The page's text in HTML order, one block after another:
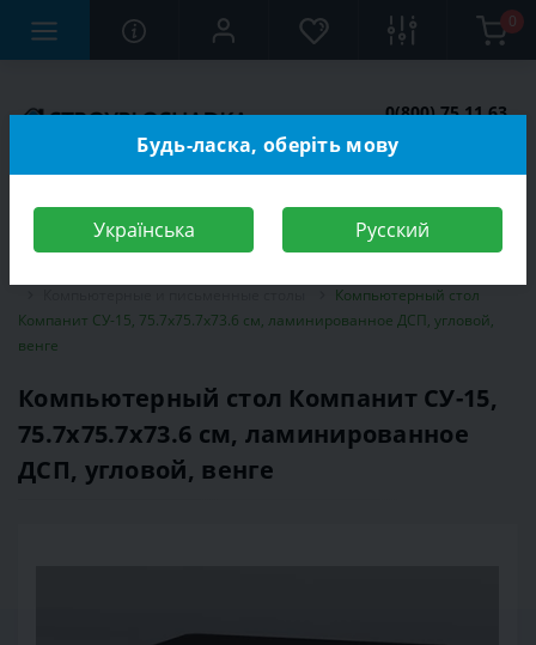
0
0(800) 75 11 63
Компьютерный стол
Компанит СУ-15, 75.7х75.7х73.6 см, ламинированное ДСП, угловой,
венге
Компьютерный стол Компанит СУ-15,
75.7х75.7х73.6 см, ламинированное
ДСП, угловой, венге
Будь-ласка, оберіть мову
Українська Русский